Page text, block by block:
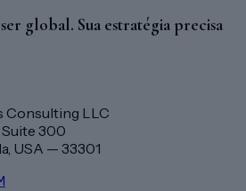
global. Sua estratégia precisa
Consulting LLC
Suite 300
USA — 33301